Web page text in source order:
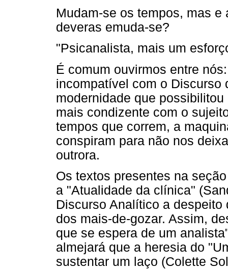
Mudam-se os tempos, mas
deveras emuda-se?
"Psicanalista, mais um
É comum ouvirmos entre
incompatível com o Discurso
modernidade que
mais condizente com o
tempos que correm, a
conspiram para não nos
outrora.
Os textos presentes na
a "Atualidade da clínica"
Discurso Analítico a
dos mais-de-gozar. Assim,
que se espera de um
almejará que a heresia do
sustentar um laço (Colette